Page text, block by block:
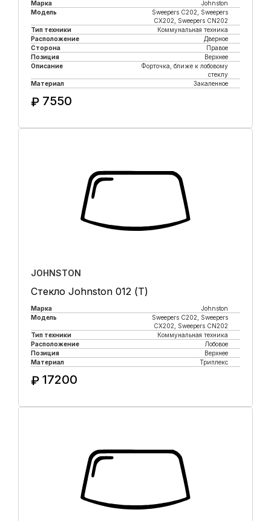
Марка
Johnston
Модель
Sweepers C202, Sweepers
CX202, Sweepers CN202
Тип техники
Коммунальная техника
Расположение
Дверное
Сторона
Правое
Позиция
Верхнее
Описание
Форточка, ближе к лобовому
стеклу
Материал
Закаленное
₽ 7550
JOHNSTON
Стекло Johnston 012 (Т)
Марка
Johnston
Модель
Sweepers C202, Sweepers
CX202, Sweepers CN202
Тип техники
Коммунальная техника
Расположение
Лобовое
Позиция
Верхнее
Материал
Триплекс
₽ 17200